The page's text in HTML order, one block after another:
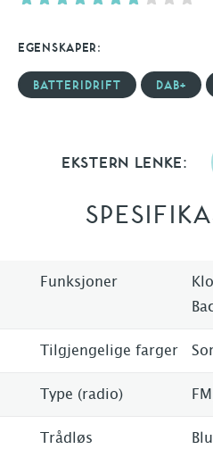
EGENSKAPER:
BATTERIDRIFT DAB+
EKSTERN LENKE:
Funksjoner
Tilgjengelige farger
Type (radio)
Trådløs